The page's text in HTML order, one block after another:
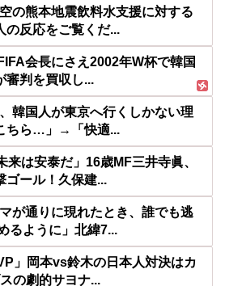
の熊本地震飲料水支援に対する
の反応をご覧くだ...
会長にさえ2002年W杯で韓国
審判を買収し...
韓国人が東京へ行くしかない理
ちら…」→「快適...
来は安泰だ」16歳MF三井寺眞、
ゴール！久保建...
が通りに現れたとき、誰でも逃
るように」北緯7...
」岡本vs鈴木の日本人対決はカ
の劇的サヨナ...